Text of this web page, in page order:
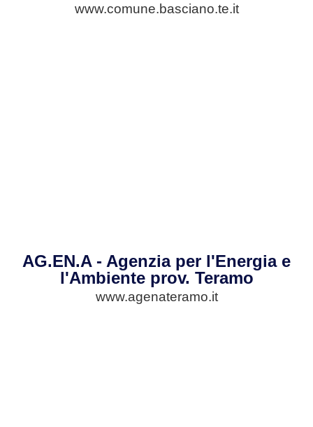
www.comune.basciano.te.it
AG.EN.A - Agenzia per l'Energia e
l'Ambiente prov. Teramo
www.agenateramo.it